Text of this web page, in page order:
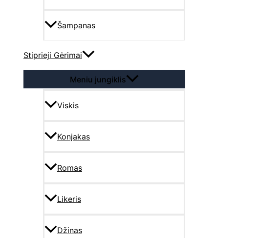
Šampanas
Stiprieji Gėrimai
Meniu jungiklis
Viskis
Konjakas
Romas
Likeris
Džinas